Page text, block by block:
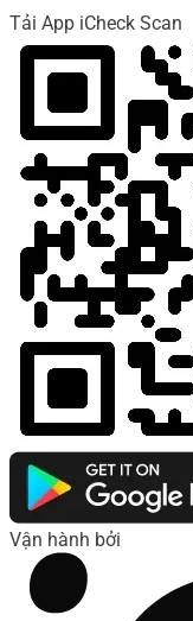
Tải App iCheck Scan
Vận hành bởi